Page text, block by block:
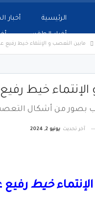
الرئيسية أخبار
أخبار الطقس
مابين التعصب و الإنتماء خيط رفيع
خيط
بصور من أشكال
آخر تحديث يونيو 2, 2024
خيط رفيع